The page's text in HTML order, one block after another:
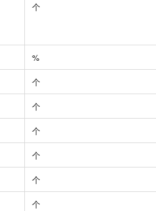
个
%
个
个
个
个
个
个